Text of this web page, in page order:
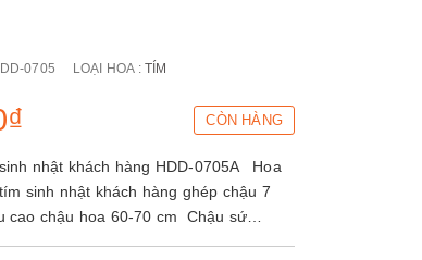
0705 LOẠI HOA :TÍM
CÒN HÀNG
nhật khách hàng HDD-0705A Hoa
sinh nhật khách hàng ghép chậu 7
cao chậu hoa 60-70 cm Chậu sứ